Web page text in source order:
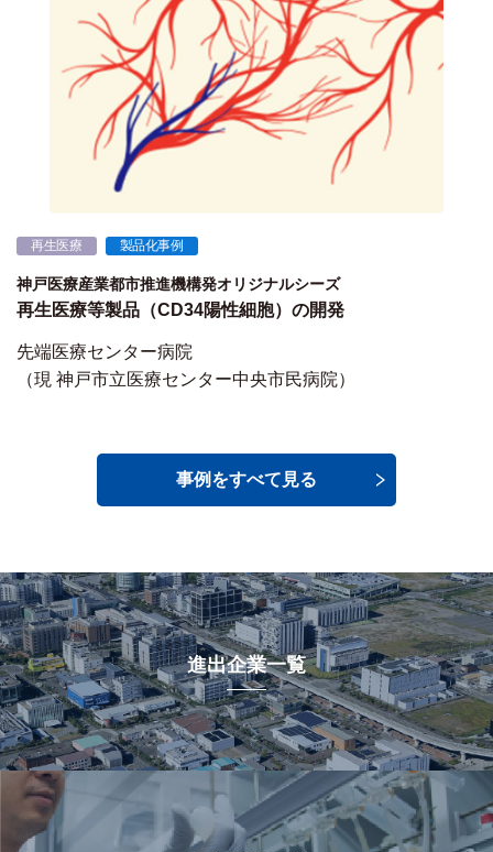
再生医療 製品化事例
神戸医療産業都市推進機構発オリジナルシーズ
再生医療等製品（CD34陽性細胞）の開発
先端医療センター病院
（現 神戸市立医療センター中央市民病院）
事例をすべて見る
進出企業一覧